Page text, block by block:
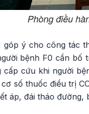
Phòng điều
góp ý cho công tác
bệnh F0 cần bố
cấp cứu khi người
số thuốc điều trị
áp, đái tháo